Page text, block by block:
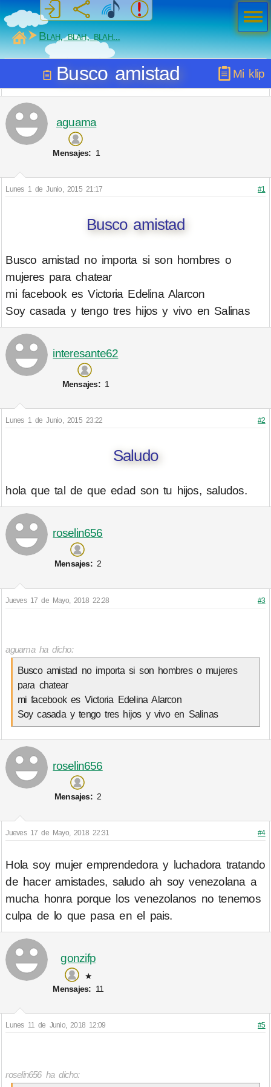
MiSabueso
Blah, blah, blah...
Mi klip
Busco amistad
aguama
Mensajes: 1
Lunes 1 de Junio, 2015 21:17 #1
Busco amistad
Busco amistad no importa si son hombres o
mujeres para chatear
mi facebook es Victoria Edelina Alarcon
Soy casada y tengo tres hijos y vivo en Salinas
interesante62
Mensajes:1
Lunes 1 de Junio, 2015 23:22 #2
Saludo
hola que tal de que edad son tu hijos, saludos.
roselin656
Mensajes:2
Jueves 17 de Mayo, 2018 22:28 #3
aguama ha dicho:
Busco amistad no importa si son hombres o mujeres
para chatear
mi facebook es Victoria Edelina Alarcon
Soy casada y tengo tres hijos y vivo en Salinas
roselin656
Mensajes:2
Jueves 17 de Mayo, 2018 22:31 #4
Hola soy mujer emprendedora y luchadora tratando
de hacer amistades, saludo ah soy venezolana a
mucha honra porque los venezolanos no tenemos
culpa de lo que pasa en el pais.
gonzifp
★
Mensajes: 11
Lunes 11 de Junio, 2018 12:09 #5
roselin656 ha dicho:
Men
ú